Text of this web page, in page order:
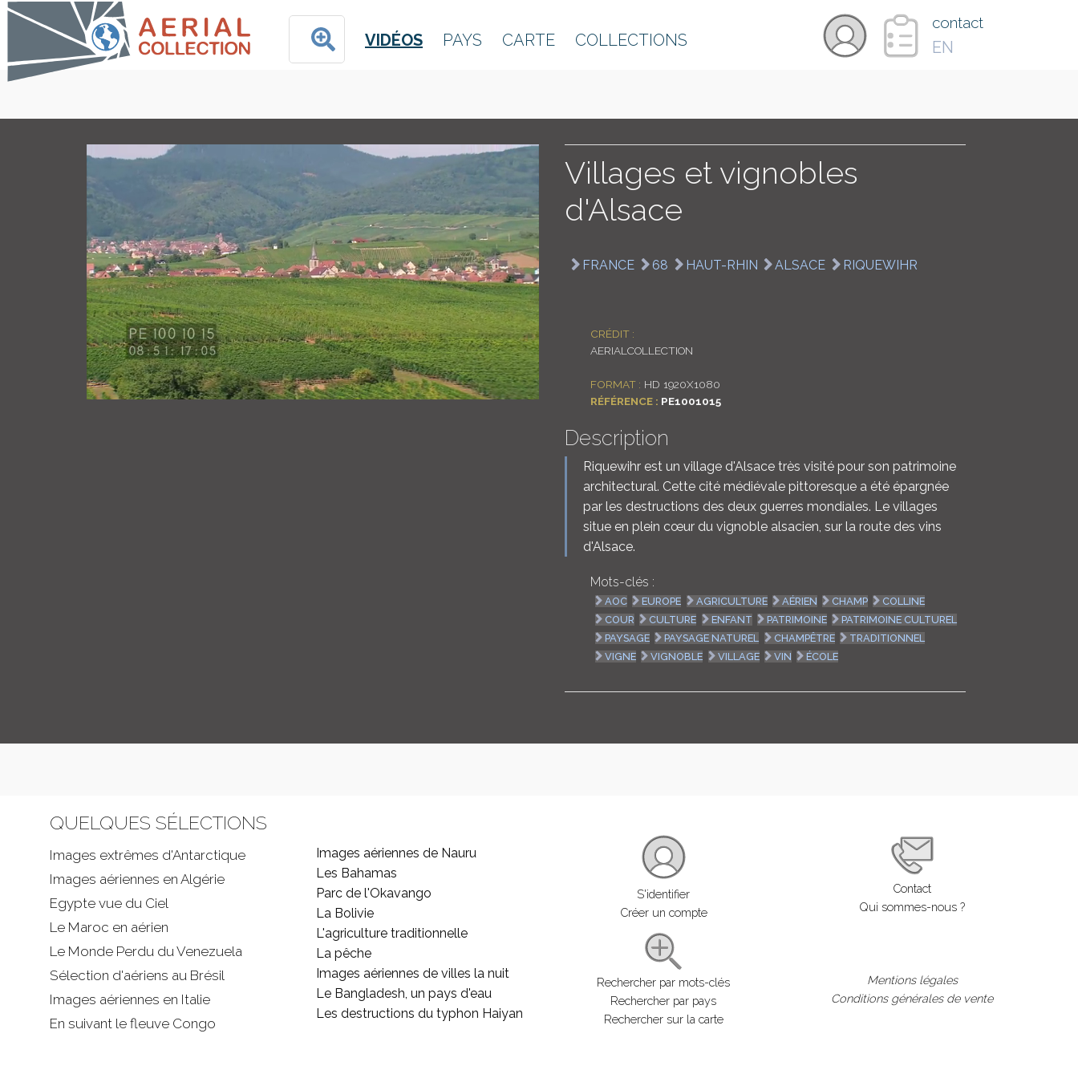
VIDÉOS PAYS CARTE COLLECTIONS
contact
EN
COLLECTIONS
Villages et vignobles
d'Alsace
FRANCE 68 HAUT-RHIN ALSACE RIQUEWIHR
CRÉDIT :
AERIALCOLLECTION
FORMAT : HD 1920X1080
RÉFÉRENCE : PE1001015
Description
Riquewihr est un village d'Alsace très visité pour son patrimoine
architectural. Cette cité médiévale pittoresque a été épargnée
par les destructions des deux guerres mondiales. Le villages
situe en plein cœur du vignoble alsacien, sur la route des vins
d'Alsace.
Mots-clés :
AOC EUROPE AGRICULTURE AÉRIEN CHAMP
COLLINE
COUR
CULTURE ENFANT PATRIMOINE
PATRIMOINE CULTUREL
PAYSAGE
PAYSAGE NATUREL CHAMPÊTRE
TRADITIONNEL
VIGNE
VIGNOBLE VILLAGE VIN ÉCOLE
QUELQUES SÉLECTIONS
Images extrêmes d'Antarctique
Images aériennes en Algérie
Egypte vue du Ciel
Le Maroc en aérien
Le Monde Perdu du Venezuela
Sélection d'aériens au Brésil
Images aériennes en Italie
En suivant le fleuve Congo
Images aériennes de Nauru
Les Bahamas
Parc de l'Okavango
La Bolivie
L'agriculture traditionnelle
La pêche
Images aériennes de villes la nuit
Le Bangladesh, un pays d'eau
Les destructions du typhon Haiyan
S'identifier
Créer un compte
Rechercher par mots-clés
Rechercher par pays
Rechercher sur la carte
Contact
Qui sommes-nous ?
Mentions légales
Conditions générales de vente